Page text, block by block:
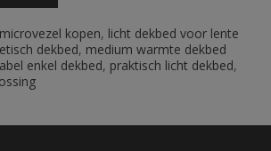
kopen, licht dekbed voor lente
dekbed, medium warmte dekbed
enkel dekbed, praktisch licht dekbed,